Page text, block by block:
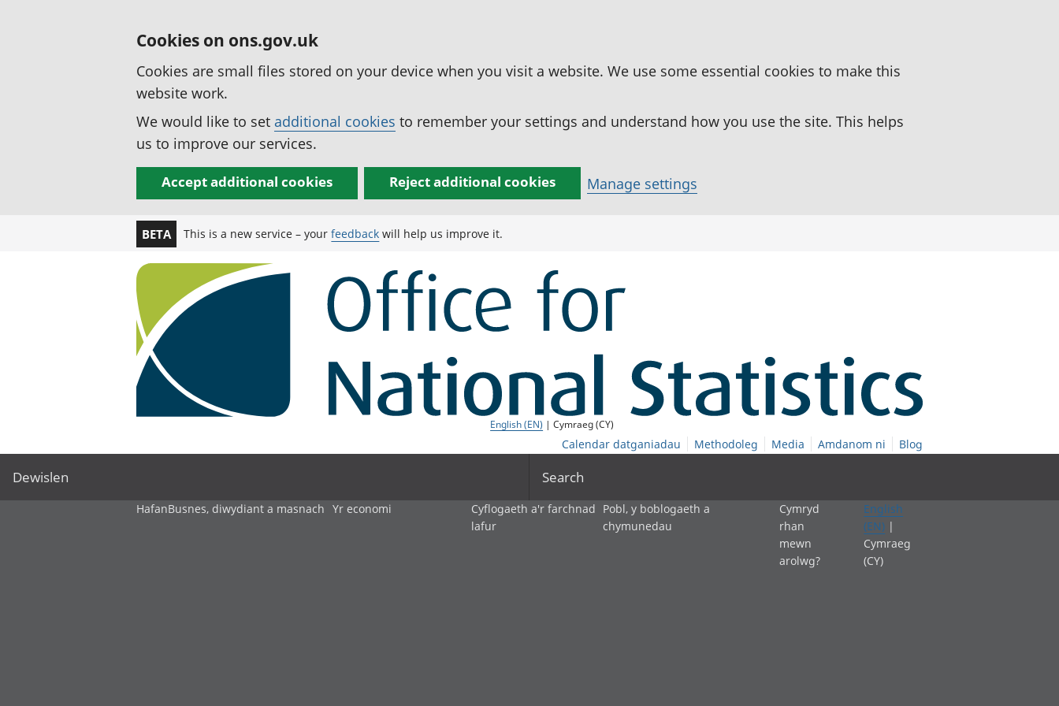
Cookies on ons.gov.uk
Cookies are small files stored on your device when you visit a website. We use some essential cookies to make this
website work.
We would like to set additional cookies to remember your settings and understand how you use the site. This helps
us to improve our services.
Accept additional cookies Reject additional cookies Manage settings
BETA This is a new service – yourfeedback will help us improve it.
English (EN) | Cymraeg (CY)
Calendar datganiadau Methodoleg Media Amdanom ni Blog
Dewislen Search
HafanBusnes, diwydiant a masnach Yr economi
Cyflogaeth a'r farchnad
lafur
Pobl, y boblogaeth a
chymunedau
Cymryd
rhan
mewn
arolwg?
English
(EN) |
Cymraeg
(CY)